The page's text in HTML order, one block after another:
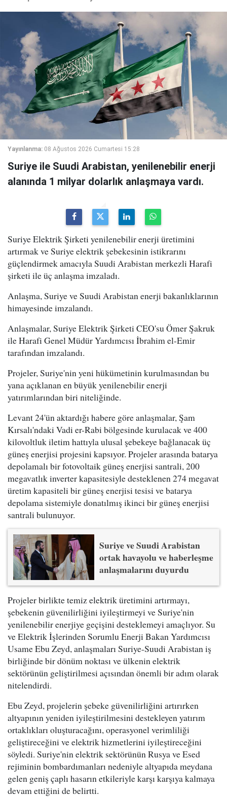
Yayınlanma: 08 Ağustos 2026 Cumartesi 15:28
Suriye ile Suudi Arabistan, yenilenebilir enerji
alanında 1 milyar dolarlık anlaşmaya vardı.
Suriye Elektrik Şirketi yenilenebilir enerji üretimini
artırmak ve Suriye elektrik şebekesinin istikrarını
güçlendirmek amacıyla Suudi Arabistan merkezli Harafi
şirketi ile üç anlaşma imzaladı.
Anlaşma, Suriye ve Suudi Arabistan enerji bakanlıklarının
himayesinde imzalandı.
Anlaşmalar, Suriye Elektrik Şirketi CEO'su Ömer Şakruk
ile Harafi Genel Müdür Yardımcısı İbrahim el-Emir
tarafından imzalandı.
Projeler, Suriye'nin yeni hükümetinin kurulmasından bu
yana açıklanan en büyük yenilenebilir enerji
yatırımlarından biri niteliğinde.
Levant 24'ün aktardığı habere göre anlaşmalar, Şam
Kırsalı'ndaki Vadi er-Rabi bölgesinde kurulacak ve 400
kilovoltluk iletim hattıyla ulusal şebekeye bağlanacak üç
güneş enerjisi projesini kapsıyor. Projeler arasında batarya
depolamalı bir fotovoltaik güneş enerjisi santrali, 200
megavatlık inverter kapasitesiyle desteklenen 274 megavat
üretim kapasiteli bir güneş enerjisi tesisi ve batarya
depolama sistemiyle donatılmış ikinci bir güneş enerjisi
santrali bulunuyor.
Suriye ve Suudi Arabistan
ortak havayolu ve haberleşme
anlaşmalarını duyurdu
Projeler birlikte temiz elektrik üretimini artırmayı,
şebekenin güvenilirliğini iyileştirmeyi ve Suriye'nin
yenilenebilir enerjiye geçişini desteklemeyi amaçlıyor. Su
ve Elektrik İşlerinden Sorumlu Enerji Bakan Yardımcısı
Usame Ebu Zeyd, anlaşmaları Suriye-Suudi Arabistan iş
birliğinde bir dönüm noktası ve ülkenin elektrik
sektörünün geliştirilmesi açısından önemli bir adım olarak
nitelendirdi.
Ebu Zeyd, projelerin şebeke güvenilirliğini artırırken
altyapının yeniden iyileştirilmesini destekleyen yatırım
ortaklıkları oluşturacağını, operasyonel verimliliği
geliştireceğini ve elektrik hizmetlerini iyileştireceğini
söyledi. Suriye'nin elektrik sektörünün Rusya ve Esed
rejiminin bombardımanları nedeniyle altyapıda meydana
gelen geniş çaplı hasarın etkileriyle karşı karşıya kalmaya
devam ettiğini de belirtti.